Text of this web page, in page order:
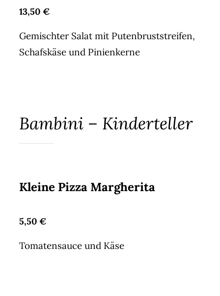
13,50 €
Gemischter Salat mit Putenbruststreifen,
Schafskäse und Pinienkerne
Bambini – Kinderteller
Kleine Pizza Margherita
5,50 €
Tomatensauce und Käse